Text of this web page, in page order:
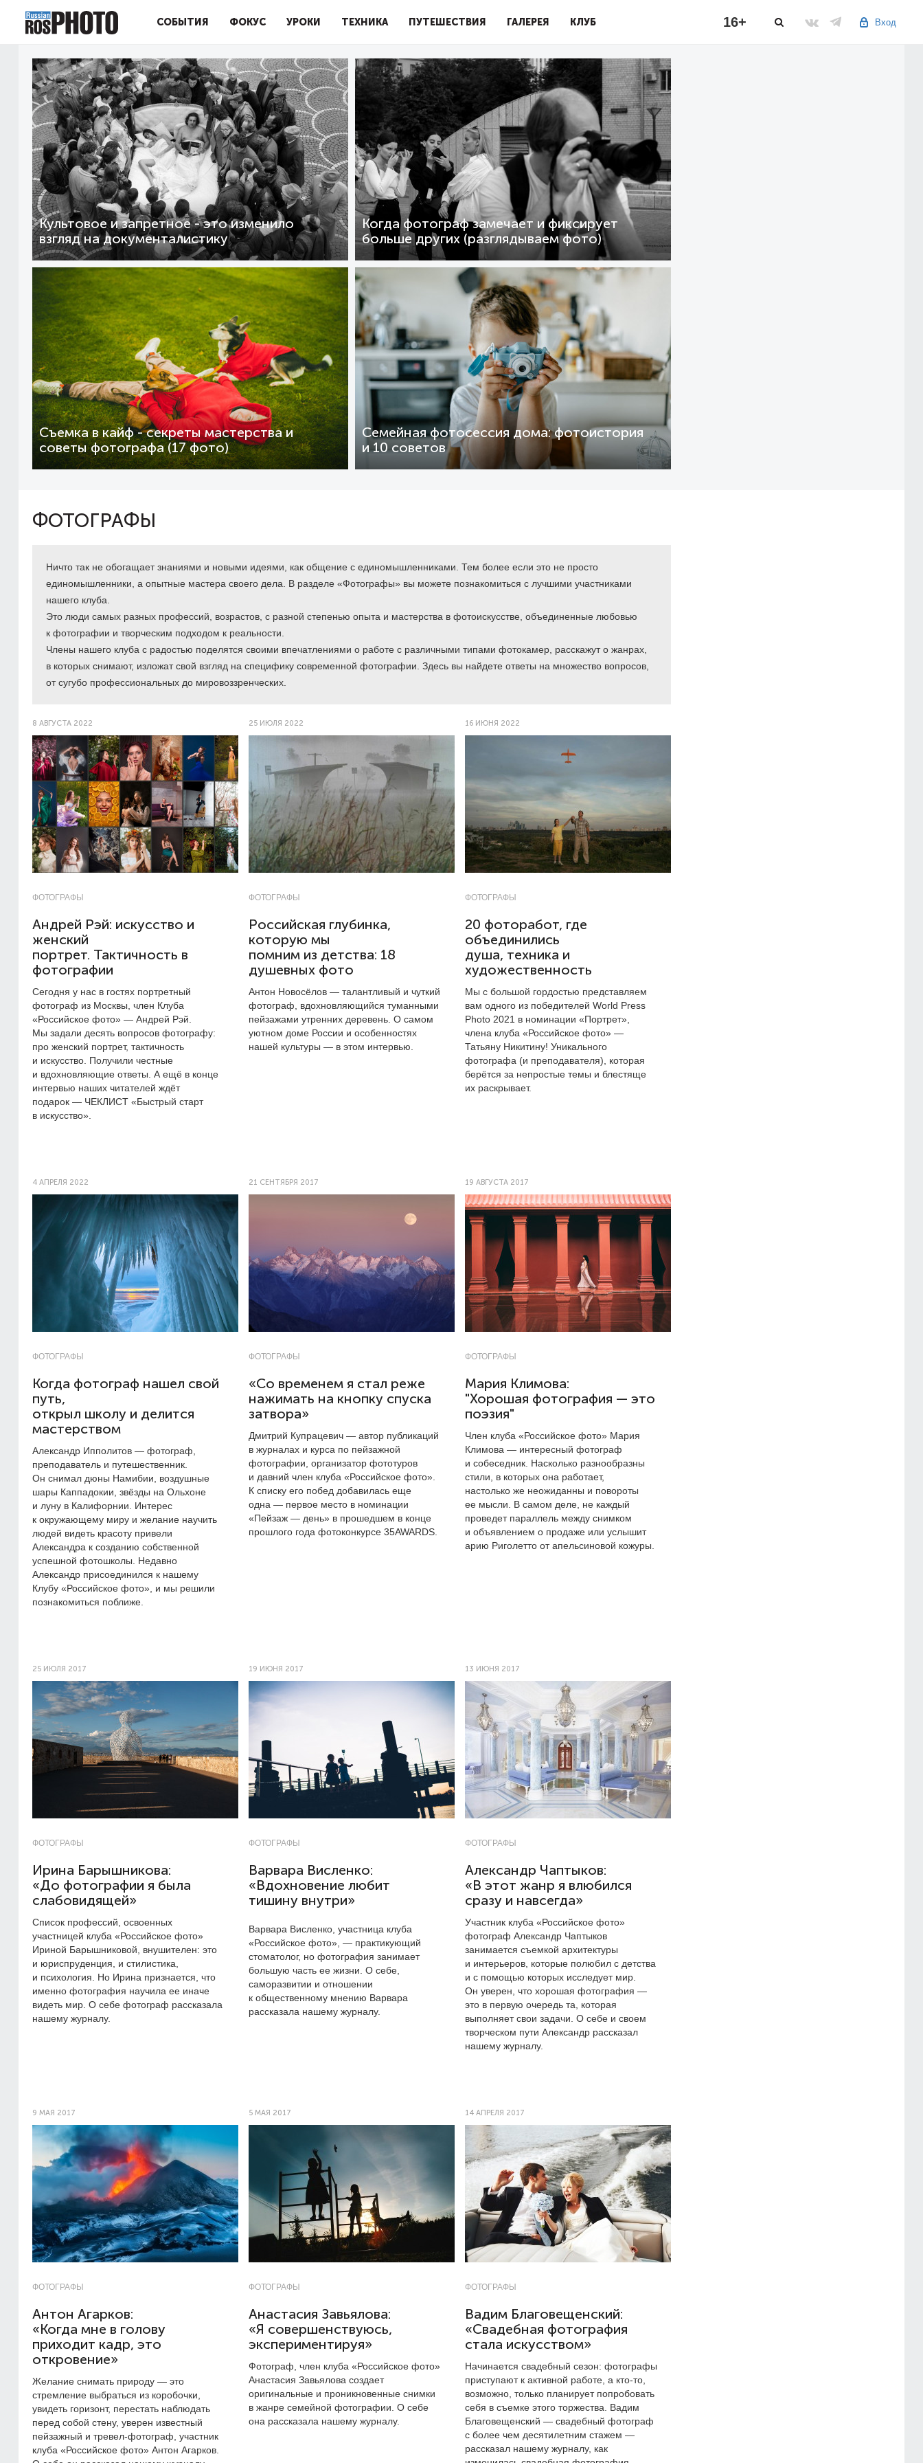
СОБЫТИЯ ФОКУС УРОКИ ТЕХНИКА ПУТЕШЕСТВИЯ ГАЛЕРЕЯ КЛУБ Вход
16+
Культовое и запретное - это изменило
взгляд на документалистику
Когда фотограф замечает и фиксирует
больше других (разглядываем фото)
Съемка в кайф - секреты мастерства и
советы фотографа (17 фото)
Семейная фотосессия дома: фотоистория
и 10 советов
ФОТОГРАФЫ
Ничто так не обогащает знаниями и новыми идеями, как общение с единомышленниками. Тем более если это не просто
единомышленники, а опытные мастера своего дела. В разделе «Фотографы» вы можете познакомиться с лучшими участниками
нашего клуба.
Это люди самых разных профессий, возрастов, с разной степенью опыта и мастерства в фотоискусстве, объединенные любовью
к фотографии и творческим подходом к реальности.
Члены нашего клуба с радостью поделятся своими впечатлениями о работе с различными типами фотокамер, расскажут о жанрах,
в которых снимают, изложат свой взгляд на специфику современной фотографии. Здесь вы найдете ответы на множество вопросов,
от сугубо профессиональных до мировоззренческих.
8 АВГУСТА 2022
ФОТОГРАФЫ
Андрей Рэй: искусство и
женский
портрет. Тактичность в
фотографии
Сегодня у нас в гостях портретный
фотограф из Москвы, член Клуба
«Российское фото» — Андрей Рэй.
Мы задали десять вопросов фотографу:
про женский портрет, тактичность
и искусство. Получили честные
и вдохновляющие ответы. А ещё в конце
интервью наших читателей ждёт
подарок — ЧЕКЛИСТ «Быстрый старт
в искусство».
25 ИЮЛЯ 2022
ФОТОГРАФЫ
Российская глубинка,
которую мы
помним из детства: 18
душевных фото
Антон Новосёлов — талантливый и чуткий
фотограф, вдохновляющийся туманными
пейзажами утренних деревень. О самом
уютном доме России и особенностях
нашей культуры — в этом интервью.
16 ИЮНЯ 2022
ФОТОГРАФЫ
20 фоторабот, где
объединились
душа, техника и
художественность
Мы с большой гордостью представляем
вам одного из победителей World Press
Photo 2021 в номинации «Портрет»,
члена клуба «Российское фото» —
Татьяну Никитину! Уникального
фотографа (и преподавателя), которая
берётся за непростые темы и блестяще
их раскрывает.
4 АПРЕЛЯ 2022
ФОТОГРАФЫ
Когда фотограф нашел свой
путь,
открыл школу и делится
мастерством
Александр Ипполитов — фотограф,
преподаватель и путешественник.
Он снимал дюны Намибии, воздушные
шары Каппадокии, звёзды на Ольхоне
и луну в Калифорнии. Интерес
к окружающему миру и желание научить
людей видеть красоту привели
Александра к созданию собственной
успешной фотошколы. Недавно
Александр присоединился к нашему
Клубу «Российское фото», и мы решили
познакомиться поближе.
21 СЕНТЯБРЯ 2017
ФОТОГРАФЫ
«Со временем я стал реже
нажимать на кнопку спуска
затвора»
Дмитрий Купрацевич — автор публикаций
в журналах и курса по пейзажной
фотографии, организатор фототуров
и давний член клуба «Российское фото».
К списку его побед добавилась еще
одна — первое место в номинации
«Пейзаж — день» в прошедшем в конце
прошлого года фотоконкурсе 35AWARDS.
19 АВГУСТА 2017
ФОТОГРАФЫ
Мария Климова:
"Хорошая фотография — это
поэзия"
Член клуба «Российское фото» Мария
Климова — интересный фотограф
и собеседник. Насколько разнообразны
стили, в которых она работает,
настолько же неожиданны и повороты
ее мысли. В самом деле, не каждый
проведет параллель между снимком
и объявлением о продаже или услышит
арию Риголетто от апельсиновой кожуры.
25 ИЮЛЯ 2017
ФОТОГРАФЫ
Ирина Барышникова:
«До фотографии я была
слабовидящей»
Список профессий, освоенных
участницей клуба «Российское фото»
Ириной Барышниковой, внушителен: это
и юриспруденция, и стилистика,
и психология. Но Ирина признается, что
именно фотография научила ее иначе
видеть мир. О себе фотограф рассказала
нашему журналу.
19 ИЮНЯ 2017
ФОТОГРАФЫ
Варвара Висленко:
«Вдохновение любит
тишину внутри»
Варвара Висленко, участница клуба
«Российское фото», — практикующий
стоматолог, но фотография занимает
большую часть ее жизни. О себе,
саморазвитии и отношении
к общественному мнению Варвара
рассказала нашему журналу.
13 ИЮНЯ 2017
ФОТОГРАФЫ
Александр Чаптыков:
«В этот жанр я влюбился
сразу и навсегда»
Участник клуба «Российское фото»
фотограф Александр Чаптыков
занимается съемкой архитектуры
и интерьеров, которые полюбил с детства
и с помощью которых исследует мир.
Он уверен, что хорошая фотография —
это в первую очередь та, которая
выполняет свои задачи. О себе и своем
творческом пути Александр рассказал
нашему журналу.
9 МАЯ 2017
ФОТОГРАФЫ
Антон Агарков:
«Когда мне в голову
приходит кадр, это
откровение»
Желание снимать природу — это
стремление выбраться из коробочки,
увидеть горизонт, перестать наблюдать
перед собой стену, уверен известный
пейзажный и тревел-фотограф, участник
клуба «Российское фото» Антон Агарков.
5 МАЯ 2017
ФОТОГРАФЫ
Анастасия Завьялова:
«Я совершенствуюсь,
экспериментируя»
Фотограф, член клуба «Российское фото»
Анастасия Завьялова создает
оригинальные и проникновенные снимки
в жанре семейной фотографии. О себе
она рассказала нашему журналу.
14 АПРЕЛЯ 2017
ФОТОГРАФЫ
Вадим Благовещенский:
«Свадебная фотография
стала искусством»
Начинается свадебный сезон: фотографы
приступают к активной работе, а кто-то,
возможно, только планирует попробовать
себя в съемке этого торжества. Вадим
Благовещенский — свадебный фотограф
с более чем десятилетним стажем —
рассказал нашему журналу, как